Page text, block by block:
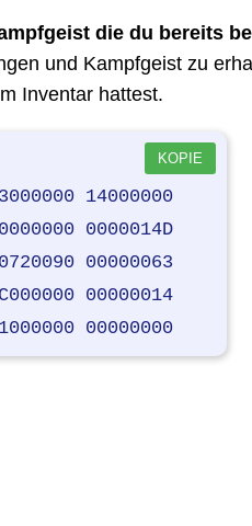
die du bereits
und Kampfgeist zu
Inventar hattest.
KOPIE
14000000
0000014D
00000063
00000014
00000000